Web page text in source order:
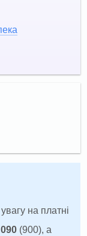
на платні
090 (900), а